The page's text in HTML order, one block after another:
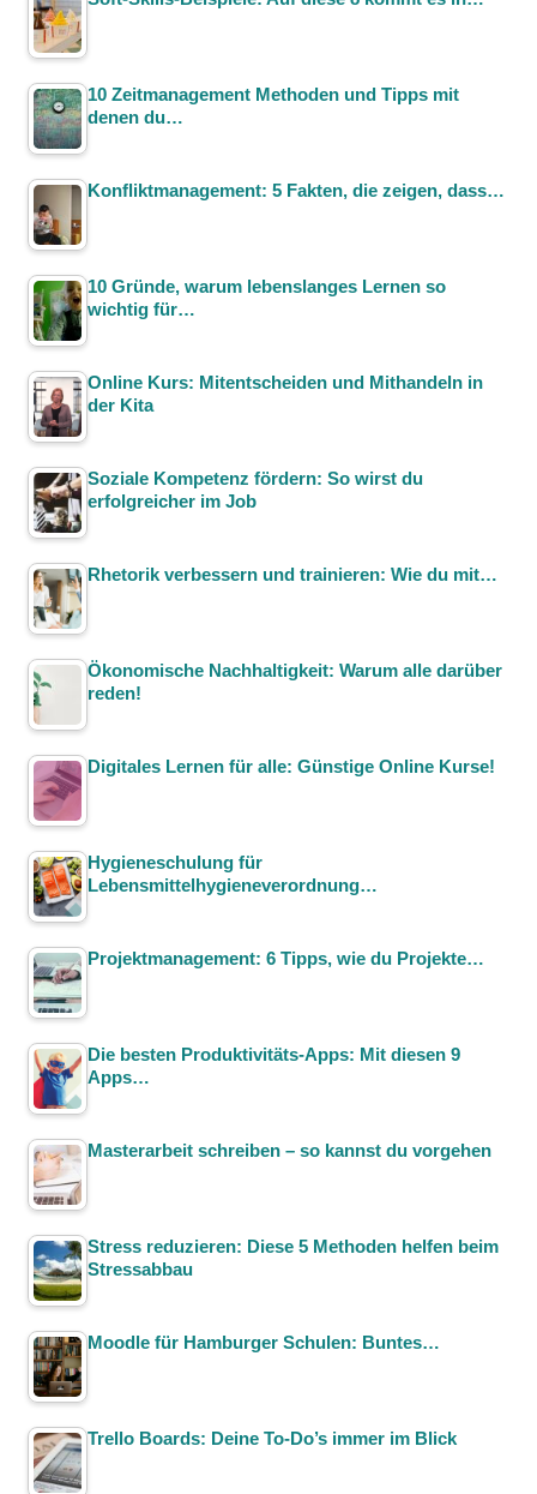
10 Zeitmanagement Methoden und Tipps mit
denen du…
Konfliktmanagement: 5 Fakten, die zeigen, dass…
10 Gründe, warum lebenslanges Lernen so
wichtig für…
Online Kurs: Mitentscheiden und Mithandeln in
der Kita
Soziale Kompetenz fördern: So wirst du
erfolgreicher im Job
Rhetorik verbessern und trainieren: Wie du mit…
Ökonomische Nachhaltigkeit: Warum alle darüber
reden!
Digitales Lernen für alle: Günstige Online Kurse!
Hygieneschulung für
Lebensmittelhygieneverordnung…
Projektmanagement: 6 Tipps, wie du Projekte…
Die besten Produktivitäts-Apps: Mit diesen 9
Apps…
Masterarbeit schreiben – so kannst du vorgehen
Stress reduzieren: Diese 5 Methoden helfen beim
Stressabbau
Moodle für Hamburger Schulen: Buntes…
Trello Boards: Deine To-Do’s immer im Blick